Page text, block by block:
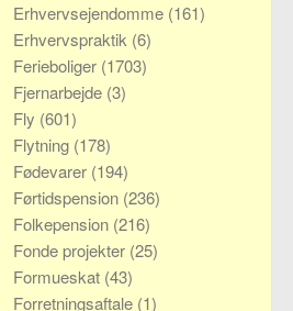
Erhvervsejendomme (161)
Erhvervspraktik (6)
Ferieboliger (1703)
Fjernarbejde (3)
Fly (601)
Flytning (178)
Fødevarer (194)
Førtidspension (236)
Folkepension (216)
Fonde projekter (25)
Formueskat (43)
Forretningsaftale (1)